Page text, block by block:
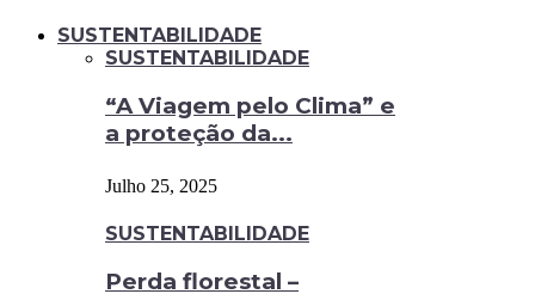
SUSTENTABILIDADE
SUSTENTABILIDADE
“A Viagem pelo Clima” e
a proteção da...
Julho 25, 2025
SUSTENTABILIDADE
Perda florestal –